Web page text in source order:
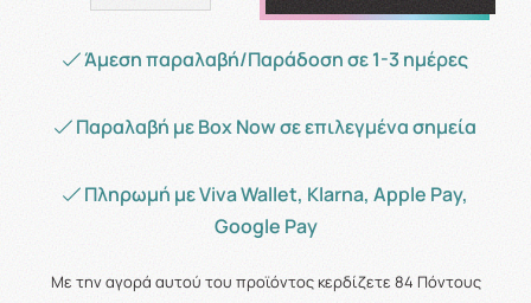
Άμεση παραλαβή/Παράδοση σε 1-3 ημέρες
Παραλαβή με Box Now σε επιλεγμένα σημεία
Πληρωμή με Viva Wallet, Klarna, Apple Pay,
Google Pay
Με την αγορά αυτού του προϊόντος κερδίζετε 84 Πόντους